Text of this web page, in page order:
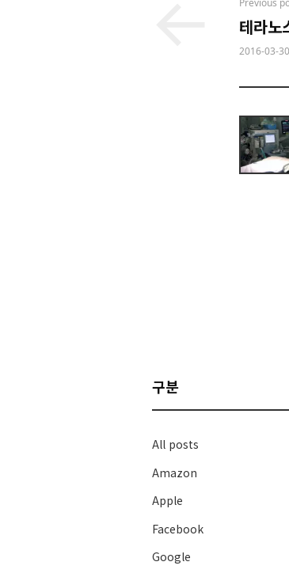
navigation
테라노
2016-03-30
구분
All posts
Amazon
Apple
Facebook
Google